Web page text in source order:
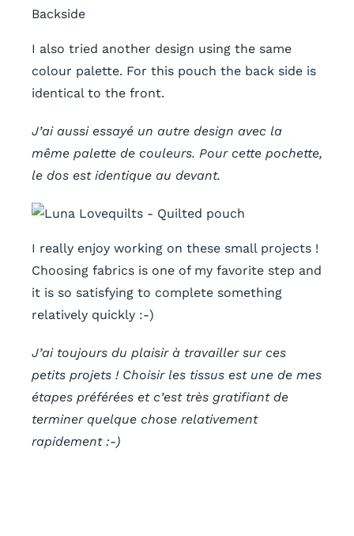
I also tried another design using the same
colour palette. For this pouch the back side is
identical to the front.
J’ai aussi essayé un autre design avec la
même palette de couleurs. Pour cette pochette,
le dos est identique au devant.
I really enjoy working on these small projects !
Choosing fabrics is one of my favorite step and
it is so satisfying to complete something
relatively quickly :-)
J’ai toujours du plaisir à travailler sur ces
petits projets ! Choisir les tissus est une de mes
étapes préférées et c’est très gratifiant de
terminer quelque chose relativement
rapidement :-)